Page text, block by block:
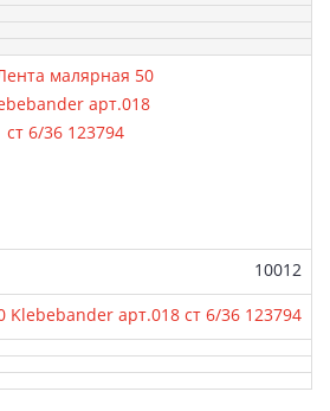
Артикул:
10012
Klebebander арт.018 ст 6/36 123794